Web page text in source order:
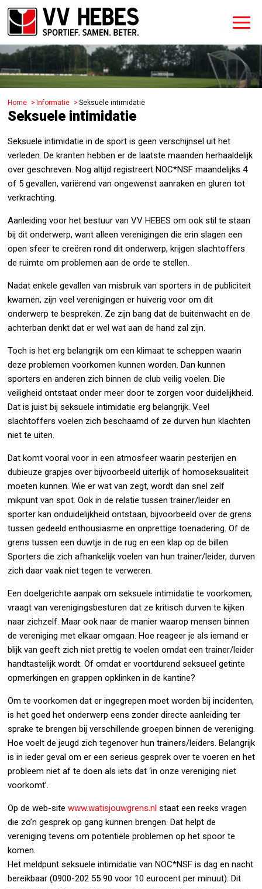
Home Informatie Seksuele intimidatie
Seksuele intimidatie
Seksuele intimidatie in de sport is geen verschijnsel uit het
verleden. De kranten hebben er de laatste maanden herhaaldelijk
over geschreven. Nog altijd registreert NOC*NSF maandelijks 4
of 5 gevallen, variërend van ongewenst aanraken en gluren tot
verkrachting.
Aanleiding voor het bestuur van VV HEBES om ook stil te staan
bij dit onderwerp, want alleen verenigingen die erin slagen een
open sfeer te creëren rond dit onderwerp, krijgen slachtoffers
de ruimte om problemen aan de orde te stellen.
Nadat enkele gevallen van misbruik van sporters in de publiciteit
kwamen, zijn veel verenigingen er huiverig voor om dit
onderwerp te bespreken. Ze zijn bang dat de buitenwacht en de
achterban denkt dat er wel wat aan de hand zal zijn.
Toch is het erg belangrijk om een klimaat te scheppen waarin
deze problemen voorkomen kunnen worden. Dan kunnen
sporters en anderen zich binnen de club veilig voelen. Die
veiligheid ontstaat onder meer door te zorgen voor duidelijkheid.
Dat is juist bij seksuele intimidatie erg belangrijk. Veel
slachtoffers voelen zich beschaamd of ze durven hun klachten
niet te uiten.
Dat komt vooral voor in een atmosfeer waarin pesterijen en
dubieuze grapjes over bijvoorbeeld uiterlijk of homoseksualiteit
moeten kunnen. Wie er wat van zegt, wordt dan snel zelf
mikpunt van spot. Ook in de relatie tussen trainer/leider en
sporter kan onduidelijkheid ontstaan, bijvoorbeeld over de grens
tussen gedeeld enthousiasme en onprettige toenadering. Of de
grens tussen een duwtje in de rug en een klap op de billen.
Sporters die zich afhankelijk voelen van hun trainer/leider, durven
zich daar vaak niet tegen te verweren.
Een doelgerichte aanpak om seksuele intimidatie te voorkomen,
vraagt van verenigingsbesturen dat ze kritisch durven te kijken
naar zichzelf. Maar ook naar de manier waarop mensen binnen
de vereniging met elkaar omgaan. Hoe reageer je als iemand er
blijk van geeft zich niet prettig te voelen omdat een trainer/leider
handtastelijk wordt. Of omdat er voortdurend seksueel getinte
opmerkingen en grappen opklinken in de kantine?
Om te voorkomen dat er ingegrepen moet worden bij incidenten,
is het goed het onderwerp eens zonder directe aanleiding ter
sprake te brengen bij verschillende groepen binnen de vereniging.
Hoe voelt de jeugd zich tegenover hun trainers/leiders. Belangrijk
is in ieder geval om er een serieus gesprek over te voeren en het
probleem niet af te doen als iets dat ‘in onze vereniging niet
voorkomt’.
Op de web-site www.watisjouwgrens.nlstaat een reeks vragen
die zo’n gesprek op gang kunnen brengen. Dat helpt de
vereniging tevens om potentiële problemen op het spoor te
komen.
Het meldpunt seksuele intimidatie van NOC*NSF is dag en nacht
bereikbaar (0900-202 55 90 voor 10 eurocent per minuut). Dit